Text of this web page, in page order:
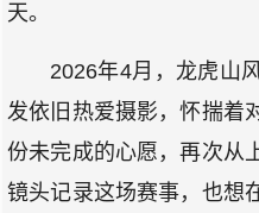
天。
2026年4月，龙虎山
发依旧热爱摄影，怀揣着
份未完成的心愿，再次从
镜头记录这场赛事，也想